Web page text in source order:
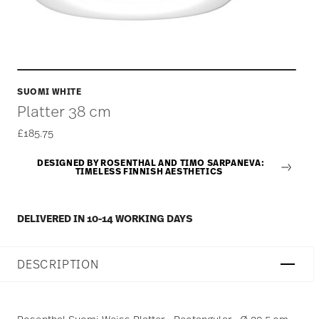
SUOMI WHITE
Platter 38 cm
£185.75
DESIGNED BY ROSENTHAL AND TIMO SARPANEVA:
TIMELESS FINNISH AESTHETICS
DELIVERED IN 10-14 WORKING DAYS
DESCRIPTION